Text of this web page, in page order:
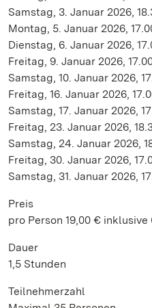
Samstag, 3. Januar 2026,
Montag, 5. Januar 2026,
Dienstag, 6. Januar 2026,
Freitag, 9. Januar 2026,
Samstag, 10. Januar 2026,
Freitag, 16. Januar 2026,
Samstag, 17. Januar 2026,
Freitag, 23. Januar 2026,
Samstag, 24. Januar
Freitag, 30. Januar 2026,
Samstag, 31. Januar 2026,
Preis
pro Person 19,00 €
Dauer
1,5 Stunden
Teilnehmerzahl